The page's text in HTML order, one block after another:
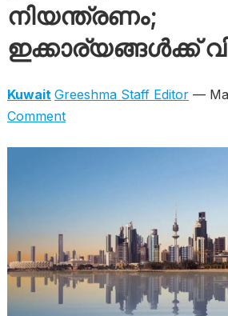
നിയന്ത്രണം;
ഇക്കാര്യങ്ങൾക്ക്
Kuwait Greeshma Staff Editor—
Comment